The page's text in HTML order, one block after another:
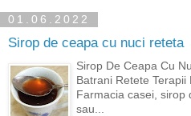
01.06.2022
Sirop de ceapa cu nuci reteta
Sirop De Ceapa Cu
Batrani Retete
Farmacia casei, sirop
sau...